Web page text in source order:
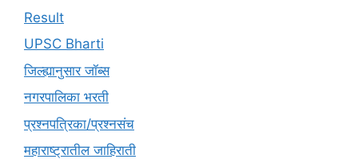
Result
UPSC Bharti
जिल्ह्यानुसार जॉब्स
नगरपालिका भरती
प्रश्नपत्रिका/प्रश्नसंच
महाराष्ट्रातील जाहिराती